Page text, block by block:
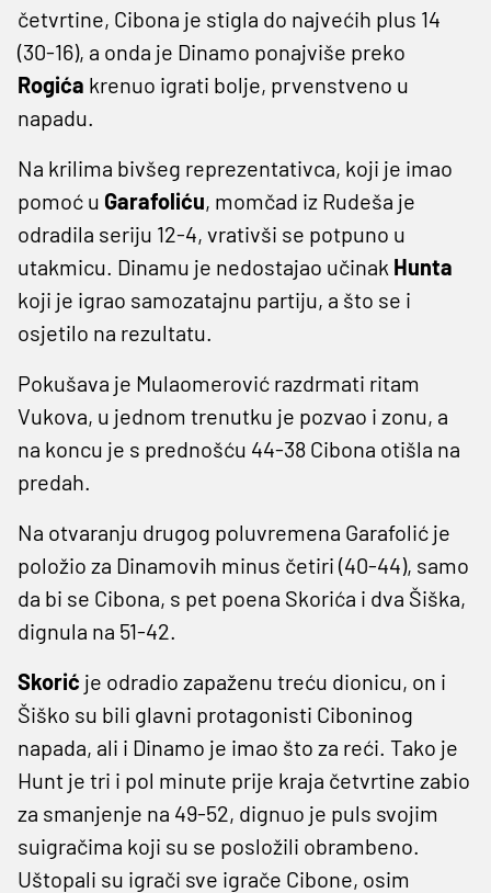
četvrtine, Cibona je stigla do najvećih plus 14
(30-16), a onda je Dinamo ponajviše preko
Rogića krenuo igrati bolje, prvenstveno u
napadu.
Na krilima bivšeg reprezentativca, koji je imao
pomoć u Garafoliću, momčad iz Rudeša je
odradila seriju 12-4, vrativši se potpuno u
utakmicu. Dinamu je nedostajao učinak Hunta
koji je igrao samozatajnu partiju, a što se i
osjetilo na rezultatu.
Pokušava je Mulaomerović razdrmati ritam
Vukova, u jednom trenutku je pozvao i zonu, a
na koncu je s prednošću 44-38 Cibona otišla na
predah.
Na otvaranju drugog poluvremena Garafolić je
položio za Dinamovih minus četiri (40-44), samo
da bi se Cibona, s pet poena Skorića i dva Šiška,
dignula na 51-42.
Skorić je odradio zapaženu treću dionicu, on i
Šiško su bili glavni protagonisti Ciboninog
napada, ali i Dinamo je imao što za reći. Tako je
Hunt je tri i pol minute prije kraja četvrtine zabio
za smanjenje na 49-52, dignuo je puls svojim
suigračima koji su se posložili obrambeno.
Uštopali su igrači sve igrače Cibone, osim